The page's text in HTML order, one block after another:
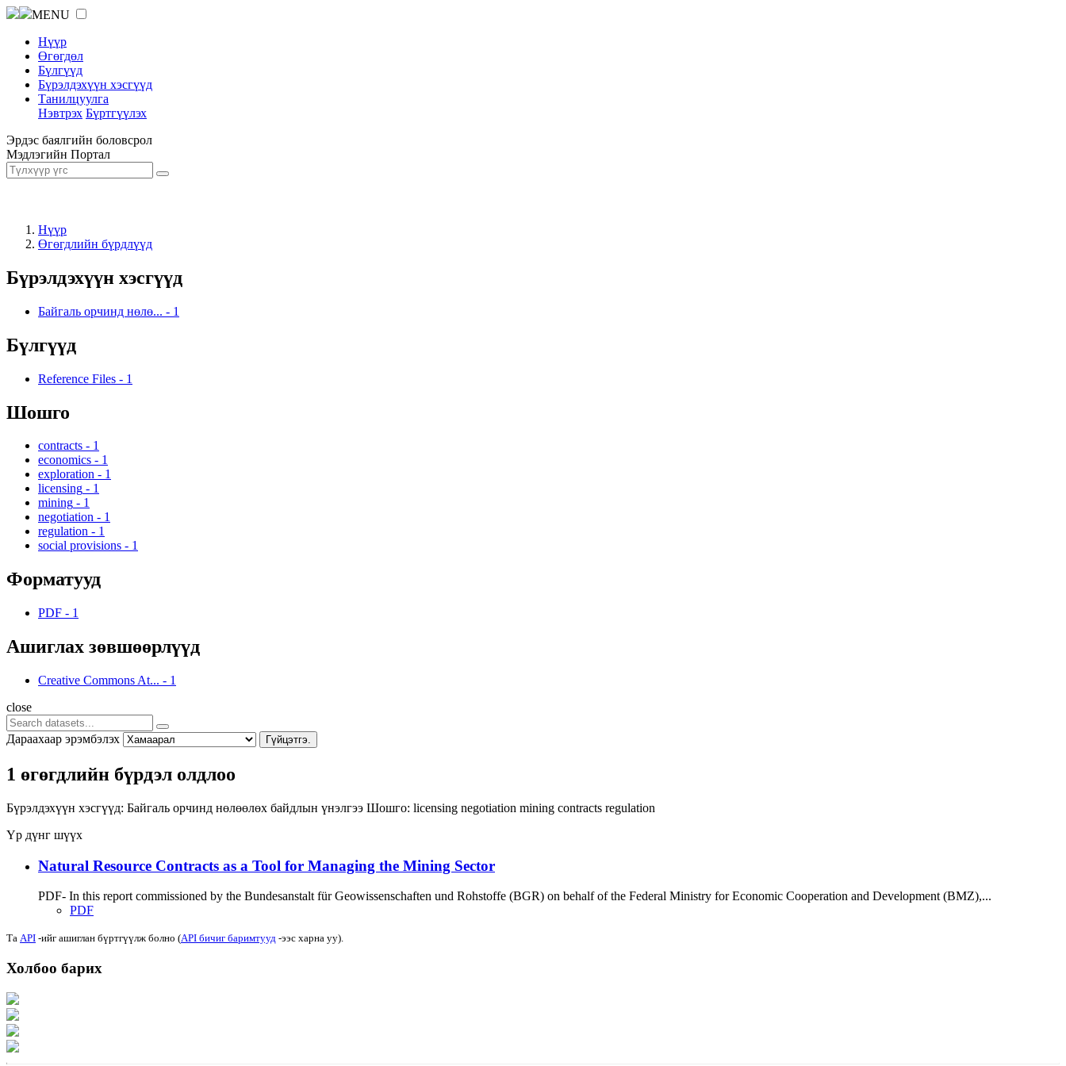
MENU
Нүүр
Өгөгдөл
Бүлгүүд
Бүрэлдэхүүн хэсгүүд
Танилцуулга
Нэвтрэх Бүртгүүлэх
Эрдэс баялгийн боловсрол
Мэдлэгийн Портал
Нүүр
Өгөгдлийн бүрдлүүд
Бүрэлдэхүүн хэсгүүд
Байгаль орчинд нөлө... - 1
Бүлгүүд
Reference Files - 1
Шошго
contracts - 1
economics - 1
exploration - 1
licensing - 1
mining - 1
negotiation - 1
regulation - 1
social provisions - 1
Форматууд
PDF - 1
Ашиглах зөвшөөрлүүд
Creative Commons At... - 1
close
Дараахаар эрэмбэлэх Гүйцэтгэ.
1 өгөгдлийн бүрдэл олдлоо
Бүрэлдэхүүн хэсгүүд: Байгаль орчинд нөлөөлөх байдлын үнэлгээ Шошго: licensing negotiation mining contracts regulation
Үр дүнг шүүх
Natural Resource Contracts as a Tool for Managing the Mining Sector
PDF- In this report commissioned by the Bundesanstalt für Geowissenschaften und Rohstoffe (BGR) on behalf of the Federal Ministry for Economic Cooperation and Development (BMZ),...
PDF
Та API -ийг ашиглан бүртгүүлж болно (API бичиг баримтууд -ээс харна уу).
Холбоо барих